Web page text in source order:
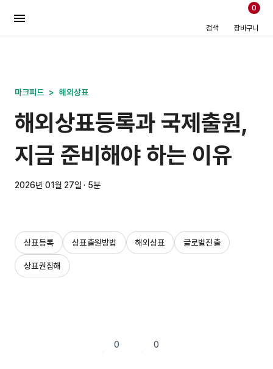
검색 장바구니
0
마크피드 > 해외상표
해외상표등록과 국제출원,
지금 준비해야 하는 이유
2026년 01월 27일 · 5분
상표등록 상표출원방법 해외상표 글로벌진출
상표권침해
0 0